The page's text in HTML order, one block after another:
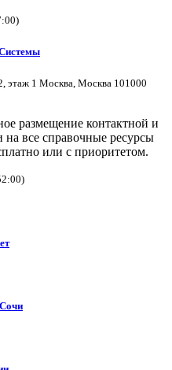
этаж 1 Москва, Москва 101000
размещение контактной и
все справочные ресурсы
или с приоритетом.